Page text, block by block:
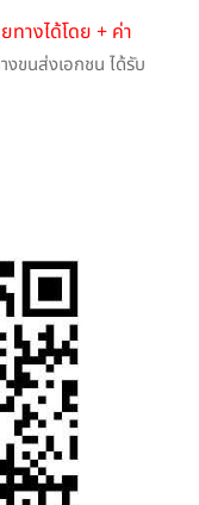
ทางได้โดย + ค่า
งขนส่งเอกชน ได้รับ